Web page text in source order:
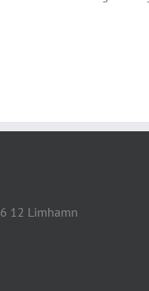
12 Limhamn